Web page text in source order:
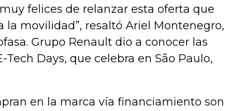
felices de relanzar esta oferta que
la movilidad”, resaltó Ariel Montenegro,
Grupo Renault dio a conocer las
Days, que celebra en São Paulo,
en la marca vía financiamiento son